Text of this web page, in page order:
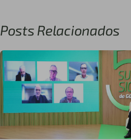
Posts Relacionados